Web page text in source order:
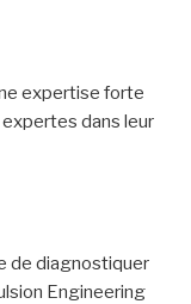
expertise forte
dans leur
de diagnostiquer
Engineering